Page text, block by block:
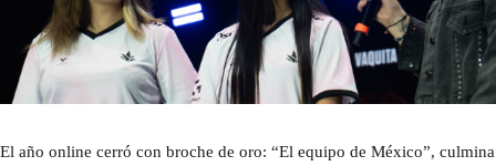
El año online cerró con broche de oro: “El equipo de México”, culmina